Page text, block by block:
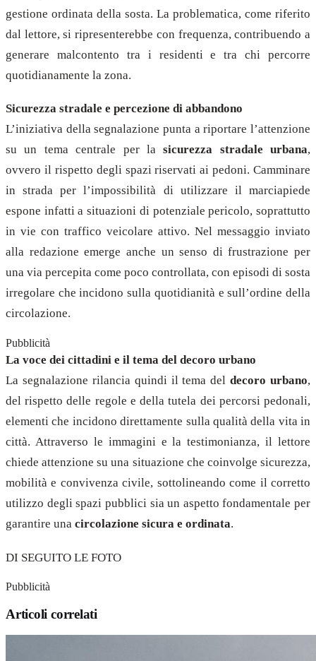
gestione ordinata della sosta. La problematica, come riferito
dal lettore, si ripresenterebbe con frequenza, contribuendo a
generare malcontento tra i residenti e tra chi percorre
quotidianamente la zona.
Sicurezza stradale e percezione di abbandono
L’iniziativa della segnalazione punta a riportare l’attenzione
su un tema centrale per lasicurezza stradale urbana,
ovvero il rispetto degli spazi riservati ai pedoni. Camminare
in strada per l’impossibilità di utilizzare il marciapiede
espone infatti a situazioni di potenziale pericolo, soprattutto
in vie con traffico veicolare attivo. Nel messaggio inviato
alla redazione emerge anche un senso di frustrazione per
una via percepita come poco controllata, con episodi di sosta
irregolare che incidono sulla quotidianità e sull’ordine della
circolazione.
Pubblicità
La voce dei cittadini e il tema del decoro urbano
La segnalazione rilancia quindi il tema deldecoro urbano,
del rispetto delle regole e della tutela dei percorsi pedonali,
elementi che incidono direttamente sulla qualità della vita in
città. Attraverso le immagini e la testimonianza, il lettore
chiede attenzione su una situazione che coinvolge sicurezza,
mobilità e convivenza civile, sottolineando come il corretto
utilizzo degli spazi pubblici sia un aspetto fondamentale per
garantire una circolazione sicura e ordinata.
DI SEGUITO LE FOTO
Pubblicità
Articoli correlati